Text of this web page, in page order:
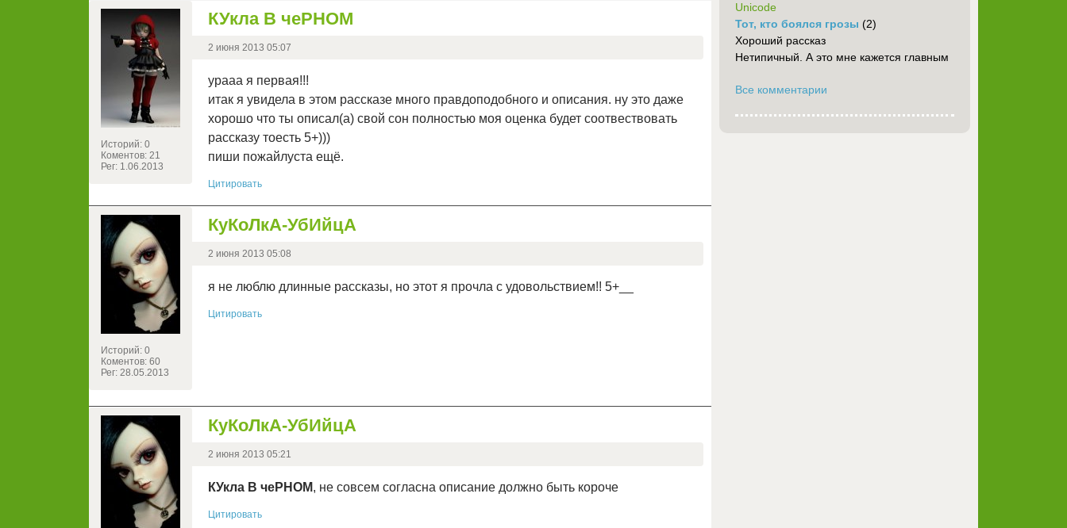
Историй: 0
Коментов: 21
Рег: 1.06.2013
КУкла В чеРНОМ
2 июня 2013 05:07
урааа я первая!!!
итак я увидела в этом рассказе много правдоподобного и описания. ну это даже
хорошо что ты описал(а) свой сон полностью моя оценка будет соотвествовать
рассказу тоесть 5+)))
пиши пожайлуста ещё.
Цитировать
Историй: 0
Коментов: 60
Рег: 28.05.2013
КуКоЛкА-УбИйцА
2 июня 2013 05:08
я не люблю длинные рассказы, но этот я прочла с удовольствием!! 5+__
Цитировать
КуКоЛкА-УбИйцА
2 июня 2013 05:21
КУкла В чеРНОМ, не совсем согласна описание должно быть короче
Цитировать
Unicode
Тот, кто боялся грозы (2)
Хороший рассказ
Нетипичный. А это мне кажется главным
Все комментарии